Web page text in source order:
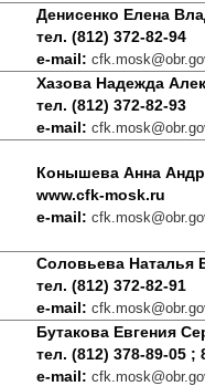
Денисенко Елена
тел. (812) 372-82-94
e-mail:
Хазова Надежда
тел. (812) 372-82-93
e-mail:
Конышева Анна
www.cfk-mosk.ru
e-mail:
Соловьева Наталья
тел. (812) 372-82-91
e-mail:
Бутакова Евгения
тел. (812) 378-89-05 ;
e-mail: